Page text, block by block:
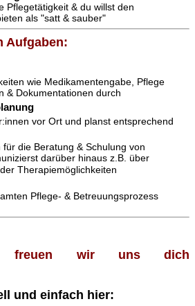
Pflegetätigkeit & du willst den
als "satt & sauber"
Aufgaben:
wie Medikamentengabe, Pflege
& Dokumentationen durch
vor Ort und planst entsprechend
die Beratung & Schulung von
darüber hinaus z.B. über
Therapiemöglichkeiten
Pflege- & Betreuungsprozess
freuen wir uns dich
und einfach hier: